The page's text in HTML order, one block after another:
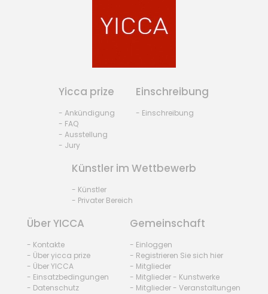
Yicca prize
- Ankündigung
- FAQ
- Ausstellung
- Jury
Einschreibung
- Einschreibung
Künstler im Wettbewerb
- Künstler
- Privater Bereich
Über YICCA
- Kontakte
- Über yicca prize
- Über YICCA
- Einsatzbedingungen
- Datenschutz
Gemeinschaft
- Einloggen
- Registrieren Sie sich hier
- Mitglieder
- Mitglieder - Kunstwerke
- Mitglieder - Veranstaltungen